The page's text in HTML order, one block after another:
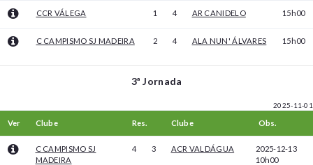
CCR VÁLEGA 1 4 AR CANIDELO 15h00
C CAMPISMO SJ MADEIRA 2 4 ALA NUN' ÁLVARES 15h00
3ª Jornada
2025-11-01
Ver Clube Res. Clube Obs.
C CAMPISMO SJ
MADEIRA
4 3 ACR VALDÁGUA
2025-12-13
10h00